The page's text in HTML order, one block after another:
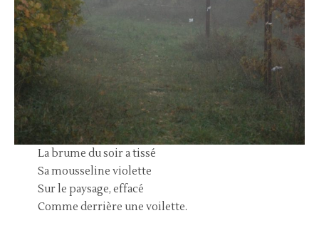
La brume du soir a tissé
Sa mousseline violette
Sur le paysage, effacé
Comme derrière une voilette.